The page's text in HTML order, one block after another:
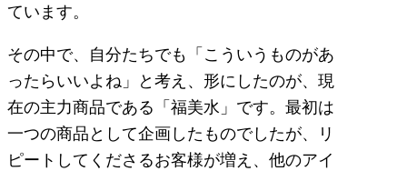
ています。
その中で、自分たちでも「こういうものがあ
ったらいいよね」と考え、形にしたのが、現
在の主力商品である「福美水」です。最初は
一つの商品として企画したものでしたが、リ
ピートしてくださるお客様が増え、他のアイ